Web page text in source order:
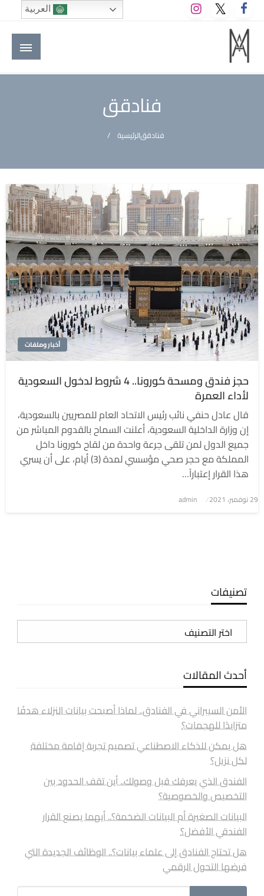
التخطي
إلى
المحتوى
M A hotels | إم ايه هوتيلز
الموقع الأول للعاملين في الفنادق في العالم العربي
فنادقق
الرئيسيةفنادقق
أخبار وملفات
حجز فندق ومسحة كورونا.. 4 شروط لدخول السعودية
لأداء العمرة
قال عادل حنفي نائب رئيس الاتحاد العام للمصريين بالسعودية،
إن وزارة الداخلية السعودية، أعلنت السماح بالقدوم المباشر من
جميع الدول لمن تلقى جرعة واحدة من لقاح كورونا داخل
المملكة مع حجر صحي مؤسسي لمدة (3) أيام، على أن يسري
هذا القرار إعتباراً…
نُشر
29 نوفمبر، 2021 admin
تصنيفات
تصنيفات
أحدث المقالات
الأمن السيبراني في الفنادق.. لماذا أصبحت بيانات النزلاء هدفًا
متزايدًا للهجمات؟
هل يمكن للذكاء الاصطناعي تصميم تجربة إقامة مختلفة
لكل نزيل؟
الفندق الذي يعرفك قبل وصولك.. أين تقف الحدود بين
التخصيص والخصوصية؟
البيانات الصغيرة أم البيانات الضخمة؟.. أيهما يصنع القرار
الفندقي الأفضل؟
هل تحتاج الفنادق إلى علماء بيانات؟.. الوظائف الجديدة التي
فرضها التحول الرقمي
العربية